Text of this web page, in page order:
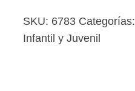
SKU: 6783 Categorías:
Infantil y Juvenil